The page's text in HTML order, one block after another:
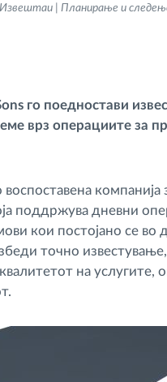
на
| Планирање и
го поедностави
врз операциите за
поддржува дневни
кои постојано се
точно
на услугите,